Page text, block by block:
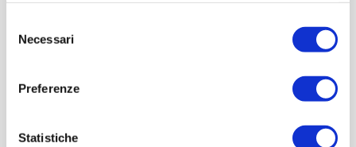
delNecessari
Preferenze
Statistiche